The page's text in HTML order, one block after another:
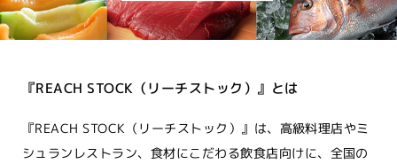
『REACH STOCK（リーチストック）』とは
『REACH STOCK（リーチストック）』は、高級料理店やミ
シュランレストラン、食材にこだわる飲食店向けに、全国の